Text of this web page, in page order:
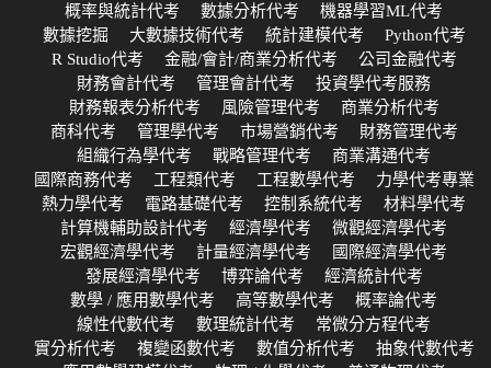
概率與統計代考
數據分析代考
機器學習ML代考
數據挖掘
大數據技術代考 統計建模代考
Python代考
R Studio代考
金融/會計/商業分析代考
公司金融代考
財務會計代考
管理會計代考
投資學代考服務
財務報表分析代考
風險管理代考
商業分析代考
商科代考
管理學代考 市場營銷代考
財務管理代考
組織行為學代考
戰略管理代考
商業溝通代考
國際商務代考
工程類代考 工程數學代考
力學代考專業
熱力學代考
電路基礎代考 控制系統代考
材料學代考
計算機輔助設計代考
經濟學代考
微觀經濟學代考
宏觀經濟學代考
計量經濟學代考
國際經濟學代考
發展經濟學代考
博弈論代考
經濟統計代考
數學 / 應用數學代考
高等數學代考
概率論代考
線性代數代考
數理統計代考
常微分方程代考
實分析代考
複變函數代考 數值分析代考
抽象代數代考